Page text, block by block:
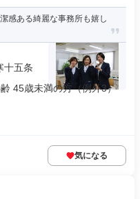
感ある綺麗な事務所も嬉し
十五条
45歳未満の方（例外3）
気になる